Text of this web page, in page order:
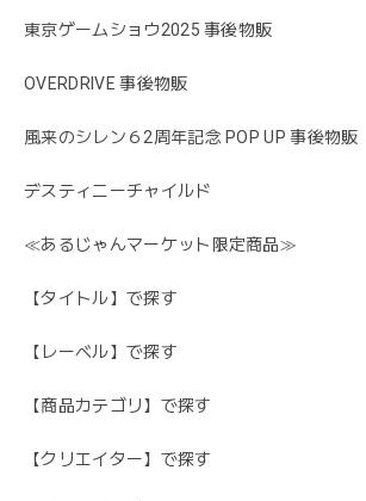
東京ゲームショウ2025 事後物販
OVERDRIVE 事後物販
風来のシレン６2周年記念 POP UP 事後物販
デスティニーチャイルド
≪あるじゃんマーケット限定商品≫
【タイトル】で探す
【レーベル】で探す
【商品カテゴリ】で探す
【クリエイター】で探す